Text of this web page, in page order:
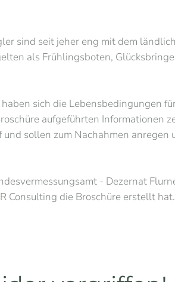
sind seit jeher eng mit dem
als Frühlingsboten,
sich die Lebensbedingungen
aufgeführten Informationen
sollen zum Nachahmen anregen
- Dezernat
Consulting die Broschüre erstellt hat.